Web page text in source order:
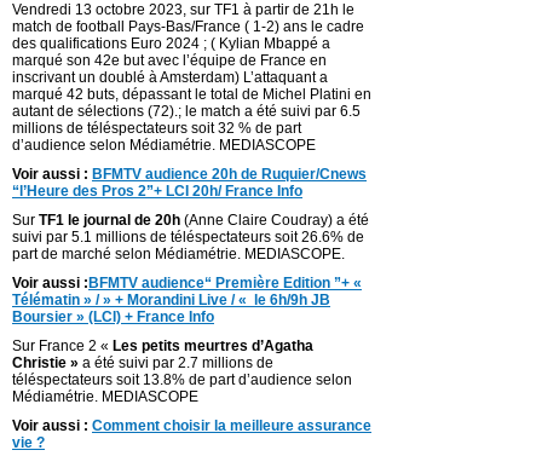
Vendredi 13 octobre 2023, sur TF1 à partir de 21h le
match de football Pays-Bas/France ( 1-2) ans le cadre
des qualifications Euro 2024 ; ( Kylian Mbappé a
marqué son 42e but avec l’équipe de France en
inscrivant un doublé à Amsterdam) L’attaquant a
marqué 42 buts, dépassant le total de Michel Platini en
autant de sélections (72).; le match a été suivi par 6.5
millions de téléspectateurs soit 32 % de part
d’audience selon Médiamétrie. MEDIASCOPE
Voir aussi : BFMTV audience 20h de Ruquier/Cnews
“l’Heure des Pros 2”+ LCI 20h/ France Info
Sur TF1 le journal de 20h (Anne Claire Coudray) a été
suivi par 5.1 millions de téléspectateurs soit 26.6% de
part de marché selon Médiamétrie. MEDIASCOPE.
Voir aussi : BFMTV audience“ Première Edition ”+ «
Télématin » / » + Morandini Live / « le 6h/9h JB
Boursier » (LCI) + France Info
Sur France 2 « Les petits meurtres d’Agatha
Christie » a été suivi par 2.7 millions de
téléspectateurs soit 13.8% de part d’audience selon
Médiamétrie. MEDIASCOPE
Voir aussi : Comment choisir la meilleure assurance
vie ?